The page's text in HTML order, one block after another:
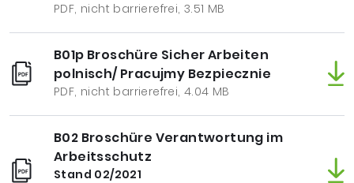
PDF, nicht barrierefrei, 3.51 MB
B01p Broschüre Sicher Arbeiten
polnisch/ Pracujmy Bezpiecznie
PDF, nicht barrierefrei, 4.04 MB
B02 Broschüre Verantwortung im
Arbeitsschutz
Stand 02/2021